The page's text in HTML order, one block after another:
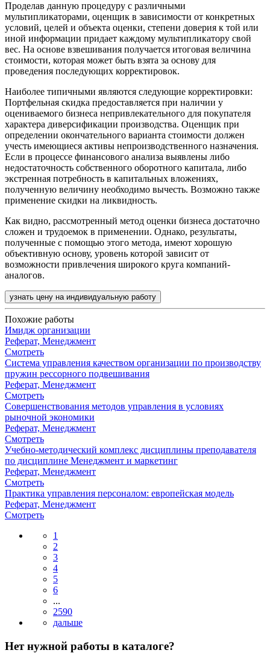
Проделав данную процедуру с различными
мультипликаторами, оценщик в зависимости от конкретных
условий, целей и объекта оценки, степени доверия к той или
иной информации придает каждому мультипликатору свой
вес. На основе взвешивания получается итоговая величина
стоимости, которая может быть взята за основу для
проведения последующих корректировок.
Наиболее типичными являются следующие корректировки:
Портфельная скидка предоставляется при наличии у
оцениваемого бизнеса непривлекательного для покупателя
характера диверсификации производства. Оценщик при
определении окончательного варианта стоимости должен
учесть имеющиеся активы непроизводственного назначения.
Если в процессе финансового анализа выявлены либо
недостаточность собственного оборотного капитала, либо
экстренная потребность в капитальных вложениях,
полученную величину необходимо вычесть. Возможно также
применение скидки на ликвидность.
Как видно, рассмотренный метод оценки бизнеса достаточно
сложен и трудоемок в применении. Однако, результаты,
полученные с помощью этого метода, имеют хорошую
объективную основу, уровень которой зависит от
возможности привлечения широкого круга компаний-
аналогов.
узнать цену на индивидуальную работу
Похожие работы
Имидж организации
Реферат, Менеджмент
Смотреть
Система управления качеством организации по производству
пружин рессорного подвешивания
Реферат, Менеджмент
Смотреть
Совершенствования методов управления в условиях
рыночной экономики
Реферат, Менеджмент
Смотреть
Учебно-методический комплекс дисциплины преподавателя
по дисциплине Менеджмент и маркетинг
Реферат, Менеджмент
Смотреть
Практика управления персоналом: европейская модель
Реферат, Менеджмент
Смотреть
1
2
3
4
5
6
...
2590
Нет нужной работы в каталоге?